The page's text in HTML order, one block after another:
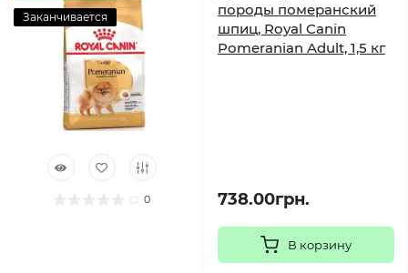
Заканчивается
0
породы померанский
шпиц, Royal Canin
Pomeranian Adult, 1,5 кг
738.00грн.
В корзину